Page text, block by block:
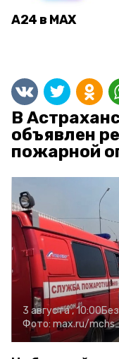
А24 в MAX
В
объявлен
пожарной
3 августа , 10:00
Фото: max.ru/